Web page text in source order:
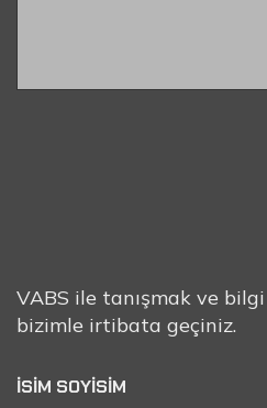
İLETİŞİM FORMU
VABS ile tanışmak ve
bizimle irtibata geçiniz.
İSİM SOYİSİM